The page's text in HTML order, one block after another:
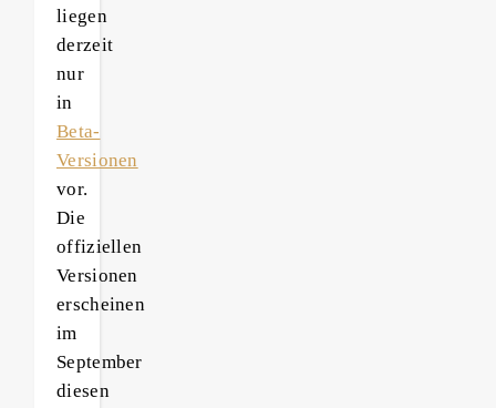
liegen
derzeit
nur
in
Beta-
Versionen
vor.
Die
offiziellen
Versionen
erscheinen
im
September
diesen